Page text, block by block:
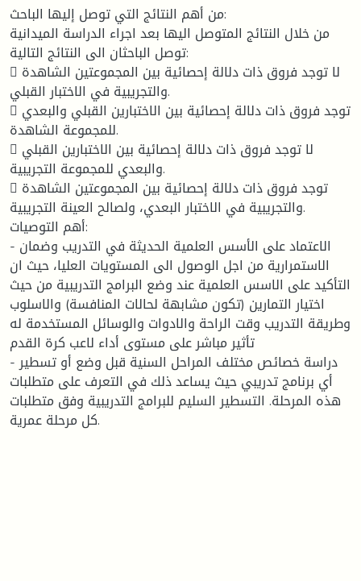
من أهم النتائج التي توصل إليها الباحث:
من خلال النتائج المتوصل اليها بعد اجراء الدراسة الميدانية
توصل الباحثان الى النتائج التالية:
 لا توجد فروق ذات دلالة إحصائية بين المجموعتين الشاهدة
والتجريبية في الاختبار القبلي.
 توجد فروق ذات دلالة إحصائية بين الاختبارين القبلي والبعدي
للمجموعة الشاهدة.
 لا توجد فروق ذات دلالة إحصائية بين الاختبارين القبلي
والبعدي للمجموعة التجريبية.
 توجد فروق ذات دلالة إحصائية بين المجموعتين الشاهدة
والتجريبية في الاختبار البعدي، ولصالح العينة التجريبية.
أهم التوصيات:
- الاعتماد على الأسس العلمية الحديثة في التدريب وضمان
الاستمرارية من اجل الوصول الى المستويات العليا، حيث ان
التأكيد على الاسس العلمية عند وضع البرامج التدريبية من حيث
اختيار التمارين (تكون مشابهة لحالات المنافسة) والاسلوب
وطريقة التدريب وقت الراحة والادوات والوسائل المستخدمة له
تأثير مباشر على مستوى أداء لاعب كرة القدم
- دراسة خصائص مختلف المراحل السنية قبل وضع أو تسطير
أي برنامج تدريبي حيث يساعد ذلك في التعرف على متطلبات
هذه المرحلة. التسطير السليم للبرامج التدريبية وفق متطلبات
كل مرحلة عمرية.